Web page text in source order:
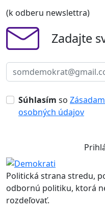
(k odberu newslettra)
Zadajte
Súhlasím so
osobných údajov
Politická strana stredu,
odbornú politiku, ktorá
rozdeľovať.